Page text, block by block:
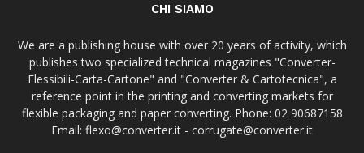
CHI SIAMO
We are a publishing house with over 20 years of activity, which
publishes two specialized technical magazines "Converter-
Flessibili-Carta-Cartone" and "Converter & Cartotecnica", a
reference point in the printing and converting markets for
flexible packaging and paper converting. Phone: 02 90687158
Email: flexo@converter.it - corrugate@converter.it